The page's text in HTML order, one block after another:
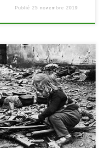
Publié 25 novembre 2019
4950, le CRHEHA et
« Derrière le front » les
à Ovifat. Le public
une famille habitant une